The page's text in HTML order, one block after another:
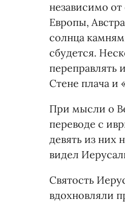
независимо
Европы,
солнца
сбудется.
переправлять
Стене плача и
При мысли о
переводе с
девять из них
видел
Святость
вдохновляли